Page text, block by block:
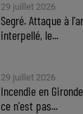
29 juillet 2026
Segré. Attaque à
interpellé, le...
29 juillet 2026
Incendie en
ce n'est pas...